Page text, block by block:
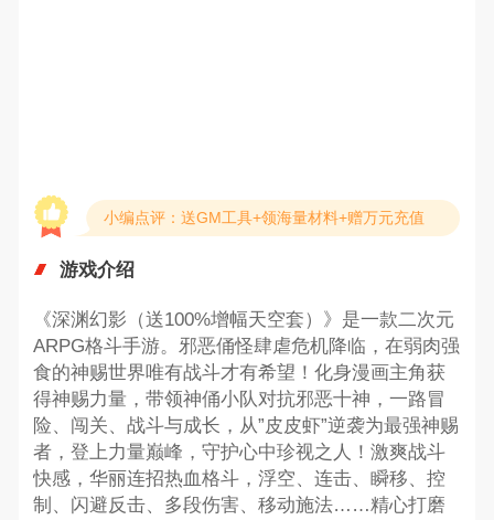
小编点评：送GM工具+领海量材料+赠万元充值
游戏介绍
《深渊幻影（送100%增幅天空套）》是一款二次元
ARPG格斗手游。邪恶俑怪肆虐危机降临，在弱肉强
食的神赐世界唯有战斗才有希望！化身漫画主角获
得神赐力量，带领神俑小队对抗邪恶十神，一路冒
险、闯关、战斗与成长，从”皮皮虾”逆袭为最强神赐
者，登上力量巅峰，守护心中珍视之人！激爽战斗
快感，华丽连招热血格斗，浮空、连击、瞬移、控
制、闪避反击、多段伤害、移动施法……精心打磨